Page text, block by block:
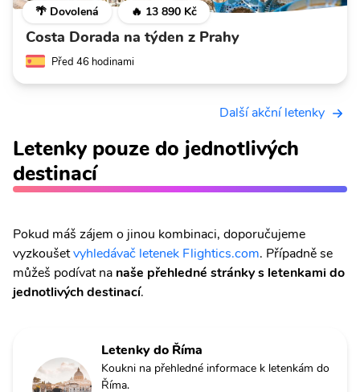
🌴 Dovolená 🔥 13 890 Kč
Costa Dorada na týden z Prahy
Před 46 hodinami
Další akční letenky
Letenky pouze do jednotlivých
destinací
Pokud máš zájem o jinou kombinaci, doporučujeme
vyzkoušetvyhledávač letenek Flightics.com. Případně se
můžeš podívat na naše přehledné stránky s letenkami do
jednotlivých destinací.
Letenky do Říma
Koukni na přehledné informace k letenkám do
Říma.